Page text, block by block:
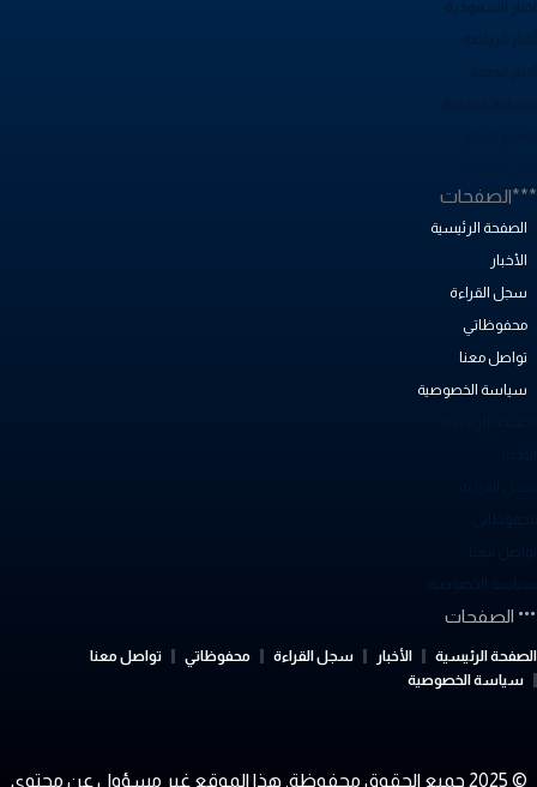
الصفحة الرئيسية
الأخبار
سجل القراءة
محفوظاتي
تواصل معنا
سياسة الخصوصية
الخصوصية
الصفحات
الرئيسية الأخبار سجل القراءة محفوظاتي
تواصل معنا
سياسة الخصوصية
© 2025 جميع الحقوق محفوظة. هذا الموقع غير مسؤول عن محتوى